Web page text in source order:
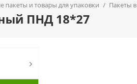
пакеты и товары для упаковки / Пакеты
ПНД 18*27